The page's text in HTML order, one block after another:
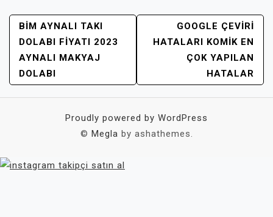
YAZI
GEZINMESI
BIM AYNALI TAKI
DOLABI FIYATI 2023
AYNALI MAKYAJ
DOLABI
GOOGLE ÇEVIRI
HATALARI KOMIK EN
ÇOK YAPILAN
HATALAR
Proudly powered by WordPress
© Megla by ashathemes.